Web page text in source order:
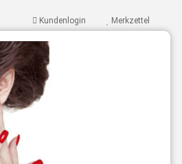
Kundenlogin Merkzettel